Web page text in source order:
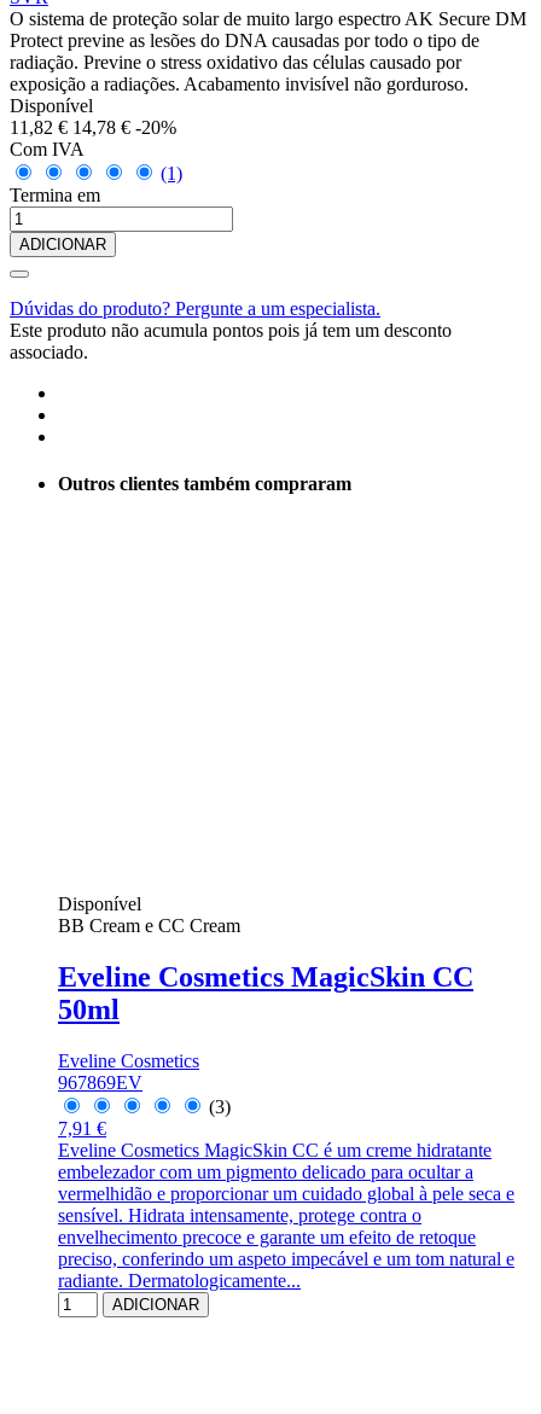
O sistema de proteção solar de muito largo espectro AK Secure DM
Protect previne as lesões do DNA causadas por todo o tipo de
radiação. Previne o stress oxidativo das células causado por
exposição a radiações. Acabamento invisível não gorduroso.
Disponível
11,82 € 14,78 € -20%
Com IVA
(1)
Termina em
ADICIONAR
Dúvidas do produto? Pergunte a um especialista.
Este produto não acumula pontos pois já tem um desconto
associado.
Outros clientes também compraram
Disponível
BB Cream e CC Cream
Eveline Cosmetics MagicSkin CC
50ml
Eveline Cosmetics
967869EV
(3)
7,91 €
Eveline Cosmetics MagicSkin CC é um creme hidratante
embelezador com um pigmento delicado para ocultar a
vermelhidão e proporcionar um cuidado global à pele seca e
sensível. Hidrata intensamente, protege contra o
envelhecimento precoce e garante um efeito de retoque
preciso, conferindo um aspeto impecável e um tom natural e
radiante. Dermatologicamente...
ADICIONAR